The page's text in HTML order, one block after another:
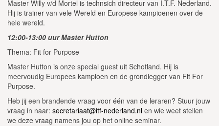
Master Willy v/d Mortel is technsich directeur van I.T.F. Nederland.
Hij is trainer van vele Wereld en Europese kampioenen over de
hele wereld.
12:00-13:00 uur Master Hutton
Thema: Fit for Purpose
Master Hutton is onze special guest uit Schotland. Hij is
meervoudig Europees kampioen en de grondlegger van Fit For
Purpose.
Heb jij een brandende vraag voor één van de leraren? Stuur jouw
vraag in naar: secretariaat@itf-nederland.nl en wie weet stellen
we deze vraag namens jou op het online seminar.